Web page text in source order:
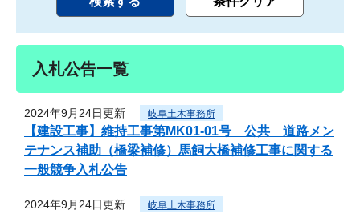
入札公告一覧
2024年9月24日更新 岐阜土木事務所
【建設工事】維持工事第MK01-01号 公共 道路メン
テナンス補助（橋梁補修）馬飼大橋補修工事に関する
一般競争入札公告
2024年9月24日更新 岐阜土木事務所